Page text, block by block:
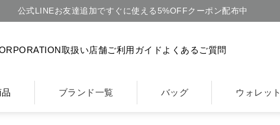
公式LINEお友達追加ですぐに使える5%OFFクーポン配布中
取扱い店舗ご利用ガイド よくあるご質問
ブランド一覧 バッグ ウォレット